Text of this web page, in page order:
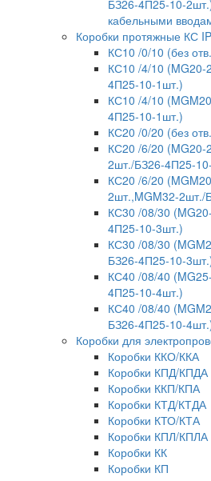
БЗ26-4П25-10-
кабельными
Коробки протяжные КС
КС10 /0/10 (без
КС10 /4/10
4П25-10-1шт.)
КС10 /4/10
4П25-10-1шт.)
КС20 /0/20 (без
КС20 /6/20 (MG20-
2шт./БЗ26-4П25-
КС20 /6/20
2шт.,MGM32-2шт./
КС30 /08/30
4П25-10-3шт.)
КС30 /08/30
БЗ26-4П25-10-
КС40 /08/40
4П25-10-4шт.)
КС40 /08/40
БЗ26-4П25-10-
Коробки для
Коробки ККО/ККА
Коробки КПД/КПДА
Коробки ККП/КПА
Коробки КТД/КТДА
Коробки КТО/КТА
Коробки КПЛ/КПЛА
Коробки КК
Коробки КП